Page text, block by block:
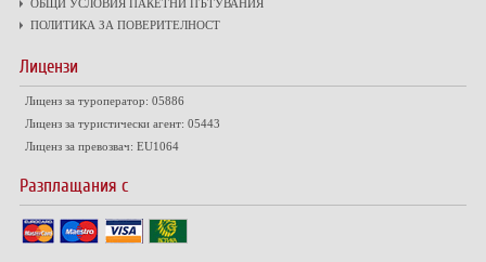
ОБЩИ УСЛОВИЯ ПАКЕТНИ ПЪТУВАНИЯ
ПОЛИТИКА ЗА ПОВЕРИТЕЛНОСТ
Лицензи
Лиценз за туроператор: 05886
Лиценз за туристически агент: 05443
Лиценз за превозвач: EU1064
Разплащания с